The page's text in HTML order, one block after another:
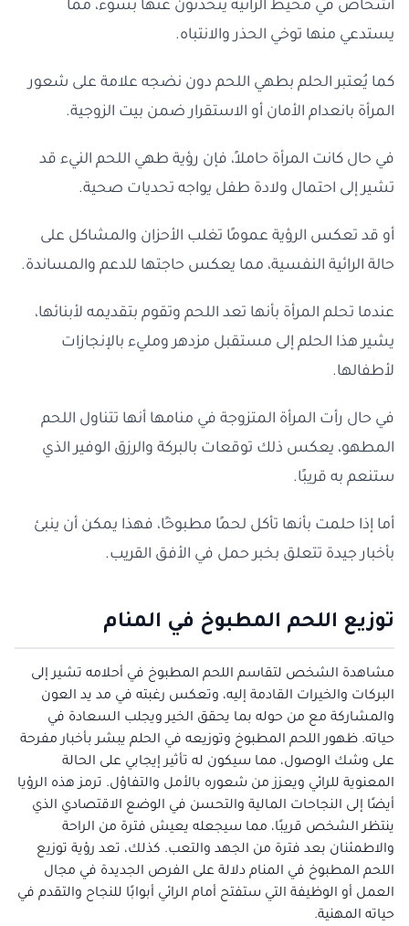
أشخاص في محيط الرائية يتحدثون عنها بسوء، مما
يستدعي منها توخي الحذر والانتباه.
كما يُعتبر الحلم بطهي اللحم دون نضجه علامة على شعور
المرأة بانعدام الأمان أو الاستقرار ضمن بيت الزوجية.
في حال كانت المرأة حاملاً، فإن رؤية طهي اللحم النيء قد
تشير إلى احتمال ولادة طفل يواجه تحديات صحية.
أو قد تعكس الرؤية عمومًا تغلب الأحزان والمشاكل على
حالة الرائية النفسية، مما يعكس حاجتها للدعم والمساندة.
عندما تحلم المرأة بأنها تعد اللحم وتقوم بتقديمه لأبنائها،
يشير هذا الحلم إلى مستقبل مزدهر ومليء بالإنجازات
لأطفالها.
في حال رأت المرأة المتزوجة في منامها أنها تتناول اللحم
المطهو، يعكس ذلك توقعات بالبركة والرزق الوفير الذي
ستنعم به قريبًا.
أما إذا حلمت بأنها تأكل لحمًا مطبوخًا، فهذا يمكن أن ينبئ
بأخبار جيدة تتعلق بخبر حمل في الأفق القريب.
توزيع اللحم المطبوخ في المنام
مشاهدة الشخص لتقاسم اللحم المطبوخ في أحلامه تشير إلى
البركات والخيرات القادمة إليه، وتعكس رغبته في مد يد العون
والمشاركة مع من حوله بما يحقق الخير ويجلب السعادة في
حياته. ظهور اللحم المطبوخ وتوزيعه في الحلم يبشر بأخبار مفرحة
على وشك الوصول، مما سيكون له تأثير إيجابي على الحالة
المعنوية للرائي ويعزز من شعوره بالأمل والتفاؤل. ترمز هذه الرؤيا
أيضًا إلى النجاحات المالية والتحسن في الوضع الاقتصادي الذي
ينتظر الشخص قريبًا، مما سيجعله يعيش فترة من الراحة
والاطمئنان بعد فترة من الجهد والتعب. كذلك، تعد رؤية توزيع
اللحم المطبوخ في المنام دلالة على الفرص الجديدة في مجال
العمل أو الوظيفة التي ستفتح أمام الرائي أبوابًا للنجاح والتقدم في
حياته المهنية.